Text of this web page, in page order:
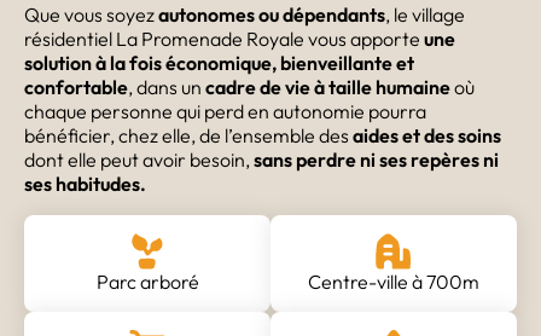
Que vous soyezautonomes ou dépendants, le village
résidentiel La Promenade Royale vous apporte une
solution à la fois économique, bienveillante et
confortable, dans un cadre de vie à taille humaineoù
chaque personne qui perd en autonomie pourra
bénéficier, chez elle, de l’ensemble des aides et des soins
dont elle peut avoir besoin, sans perdre ni ses repères ni
ses habitudes.
Parc arboré Centre-ville à 700m